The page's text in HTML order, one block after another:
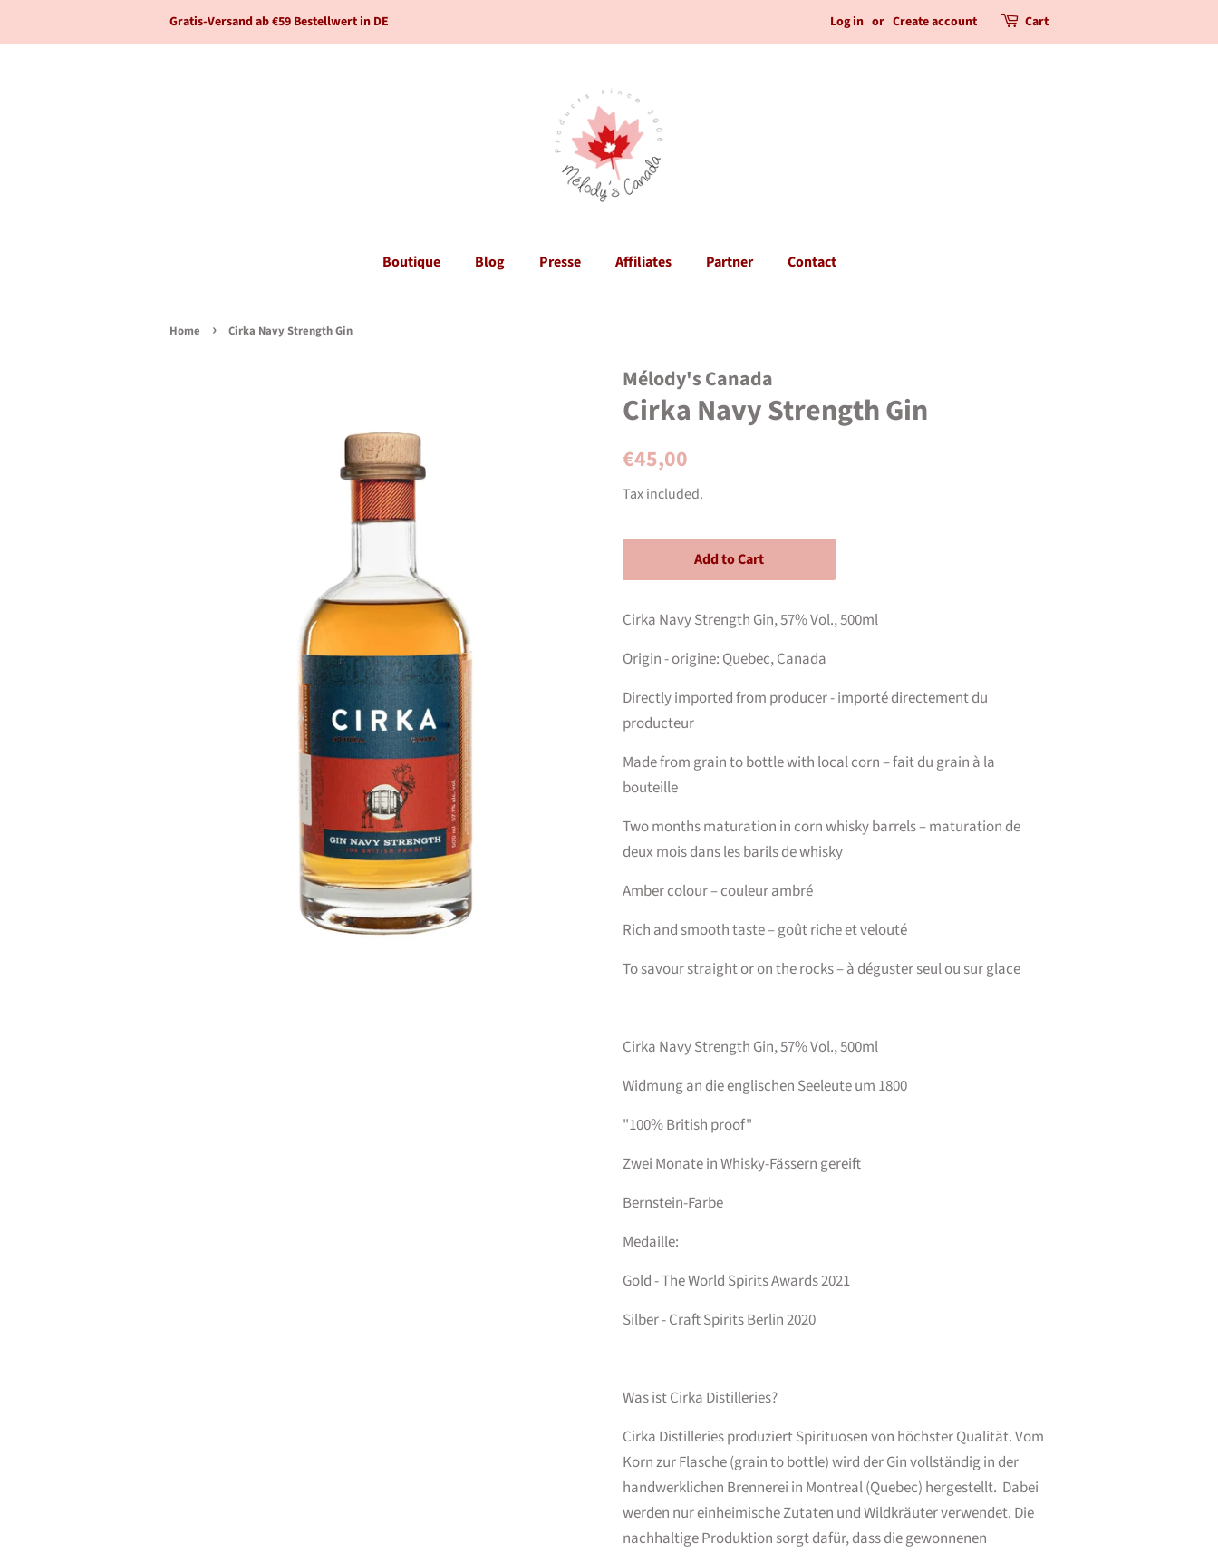
Gratis-Versand ab €59 Bestellwert in DE Log in or Create account Cart
Boutique Blog Presse Affiliates Partner Contact
Home › Cirka Navy Strength Gin
Mélody's Canada
Cirka Navy Strength Gin
Regular
€45,00
Tax included.
Add to Cart
Cirka Navy Strength Gin, 57% Vol., 500ml
Origin - origine: Quebec, Canada
Directly imported from producer - importé directement du
producteur
Made from grain to bottle with local corn – fait du grain à la
bouteille
Two months maturation in corn whisky barrels – maturation de
deux mois dans les barils de whisky
Amber colour – couleur ambré
Rich and smooth taste – goût riche et velouté
To savour straight or on the rocks – à déguster seul ou sur glace
Cirka Navy Strength Gin, 57% Vol., 500ml
Widmung an die englischen Seeleute um 1800
"100% British proof"
Zwei Monate in Whisky-Fässern gereift
Bernstein-Farbe
Medaille:
Gold - The World Spirits Awards 2021
Silber - Craft Spirits Berlin 2020
Was ist Cirka Distilleries?
Cirka Distilleries produziert Spirituosen von höchster Qualität. Vom
Korn zur Flasche (grain to bottle) wird der Gin vollständig in der
handwerklichen Brennerei in Montreal (Quebec) hergestellt. Dabei
werden nur einheimische Zutaten und Wildkräuter verwendet. Die
nachhaltige Produktion sorgt dafür, dass die gewonnenen